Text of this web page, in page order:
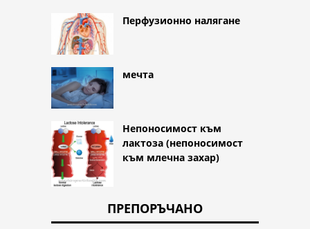
Перфузионно налягане
мечта
Непоносимост към
лактоза (непоносимост
към млечна захар)
ПРЕПОРЪЧАНО